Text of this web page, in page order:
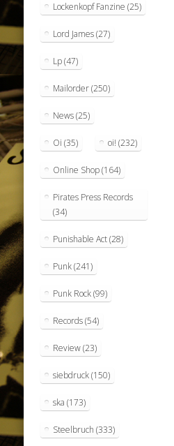
Lockenkopf Fanzine (25)
Lord James(27)
Lp(47)
Mailorder(250)
News(25)
Oi (35) oi! (232)
Online Shop(164)
Pirates Press Records
(34)
Punishable Act(28)
Punk(241)
Punk Rock(99)
Records(54)
Review(23)
siebdruck(150)
ska (173)
Steelbruch (333)